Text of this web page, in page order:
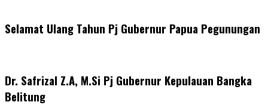
Selamat Ulang Tahun Pj Gubernur Papua Pegunungan
Dr. Safrizal Z.A, M.Si Pj Gubernur Kepulauan Bangka
Belitung